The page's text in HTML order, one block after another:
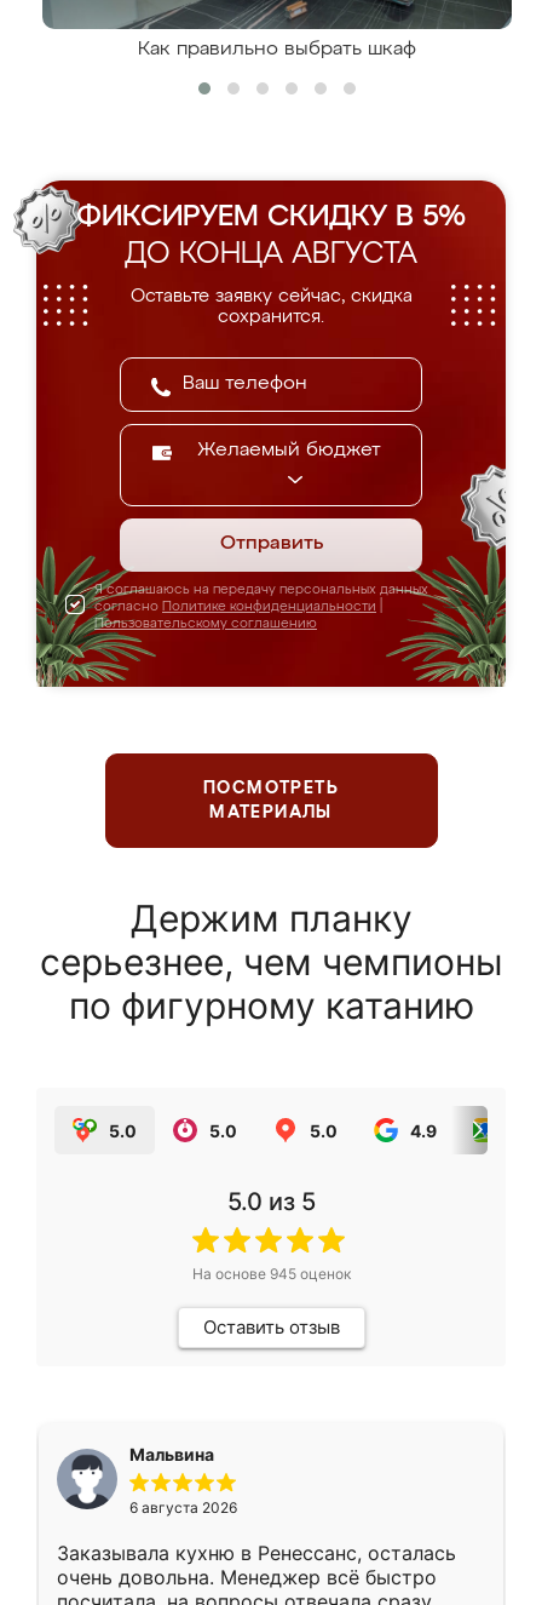
Как правильно выбрать шкаф
ФИКСИРУЕМ СКИДКУ В 5%
ДО КОНЦА АВГУСТА
Оставьте заявку сейчас, скидка
сохранится.
Желаемый бюджет
Отправить
Я соглашаюсь на передачу персональных данных
согласно Политике конфиденциальности
Пользовательскому соглашению
ПОСМОТРЕТЬ
МАТЕРИАЛЫ
Держим планку
серьезнее, чем чемпионы
по фигурному катанию
5.0 5.0 5.0 4.9
5.0 из 5
На основе 945оценок
Оставить отзыв
Мальвина
6 августа 2026
Заказывала кухню в Ренессанс, осталась
очень довольна. Менеджер всё быстро